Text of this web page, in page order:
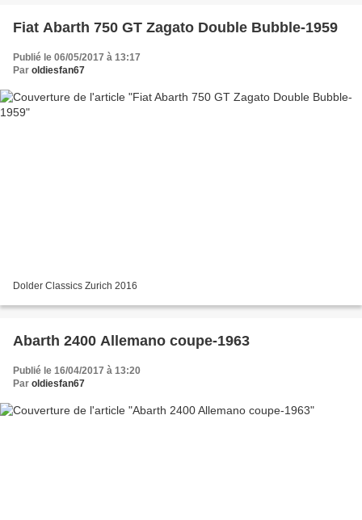
Fiat Abarth 750 GT Zagato Double Bubble-1959
Publié le 06/05/2017 à 13:17
Par oldiesfan67
Dolder Classics Zurich 2016
Abarth 2400 Allemano coupe-1963
Publié le 16/04/2017 à 13:20
Par oldiesfan67